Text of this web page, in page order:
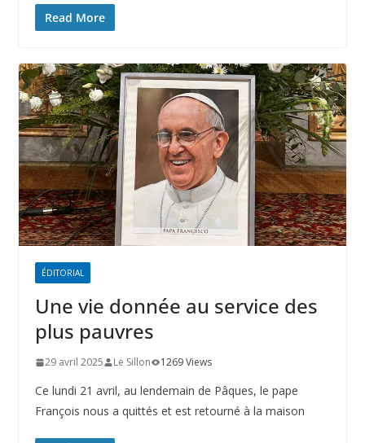
Read More
ÉDITORIAL
Une vie donnée au service des
plus pauvres
29 avril 2025 Le Sillon 1269 Views
Ce lundi 21 avril, au lendemain de Pâques, le pape
François nous a quittés et est retourné à la maison